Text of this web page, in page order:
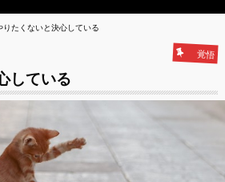
りたくないと決心している
覚悟
している